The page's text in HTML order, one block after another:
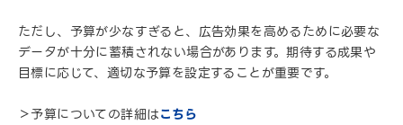
ただし、予算が少なすぎると、広告効果を高めるために必要な
データが十分に蓄積されない場合があります。期待する成果や
目標に応じて、適切な予算を設定することが重要です。
＞予算についての詳細はこちら